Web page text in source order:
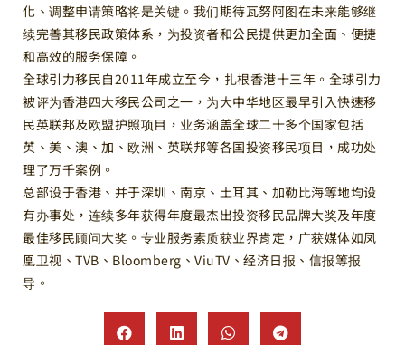
化、调整申请策略将是关键。我们期待瓦努阿图在未来能够继
续完善其移民政策体系，为投资者和公民提供更加全面、便捷
和高效的服务保障。
全球引力移民自2011年成立至今，扎根香港十三年。全球引力
被评为香港四大移民公司之一，为大中华地区最早引入快速移
民英联邦及欧盟护照项目，业务涵盖全球二十多个国家包括
英、美、澳、加、欧洲、英联邦等各国投资移民项目，成功处
理了万千案例。
总部设于香港、并于深圳、南京、土耳其、加勒比海等地均设
有办事处，连续多年获得年度最杰出投资移民品牌大奖及年度
最佳移民顾问大奖。专业服务素质获业界肯定，广获媒体如凤
凰卫视、TVB、Bloomberg、ViuTV、经济日报、信报等报
导。